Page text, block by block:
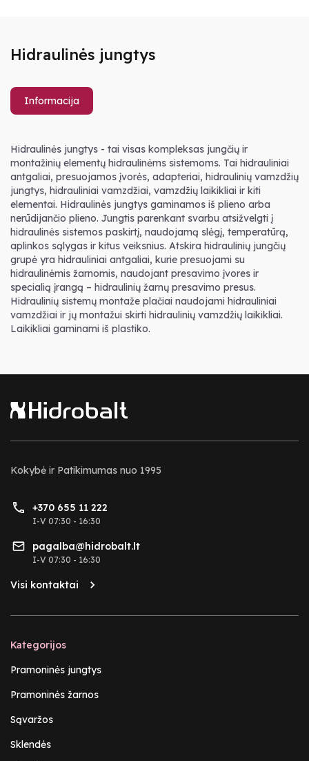
Hidraulinės jungtys
Informacija
Hidraulinės jungtys - tai visas kompleksas jungčių ir
montažinių elementų hidraulinėms sistemoms. Tai hidrauliniai
antgaliai, presuojamos įvorės, adapteriai, hidraulinių vamzdžių
jungtys, hidrauliniai vamzdžiai, vamzdžių laikikliai ir kiti
elementai. Hidraulinės jungtys gaminamos iš plieno arba
nerūdijančio plieno. Jungtis parenkant svarbu atsižvelgti į
hidraulinės sistemos paskirtį, naudojamą slėgį, temperatūrą,
aplinkos sąlygas ir kitus veiksnius. Atskira hidraulinių jungčių
grupė yra hidrauliniai antgaliai, kurie presuojami su
hidraulinėmis žarnomis, naudojant presavimo įvores ir
specialią įrangą – hidraulinių žarnų presavimo presus.
Hidraulinių sistemų montaže plačiai naudojami hidrauliniai
vamzdžiai ir jų montažui skirti hidraulinių vamzdžių laikikliai.
Laikikliai gaminami iš plastiko.
Kokybė ir Patikimumas nuo 1995
+370 655 11 222
I-V 07:30 - 16:30
pagalba@hidrobalt.lt
I-V 07:30 - 16:30
Visi kontaktai
Kategorijos
Pramoninės jungtys
Pramoninės žarnos
Sąvaržos
Sklendės